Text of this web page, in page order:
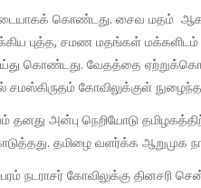
புத்த, சமண மதங்கள்
கொண்டது. வேதத்தை
சமஸ்கிருதம் கோவிலுக்குள்
தமிழை வளர்க்க ஆறுமுக